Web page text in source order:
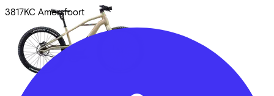
3817KC Amersfoort